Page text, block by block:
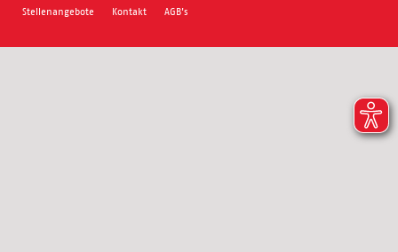
Stellenangebote
Kontakt AGB's